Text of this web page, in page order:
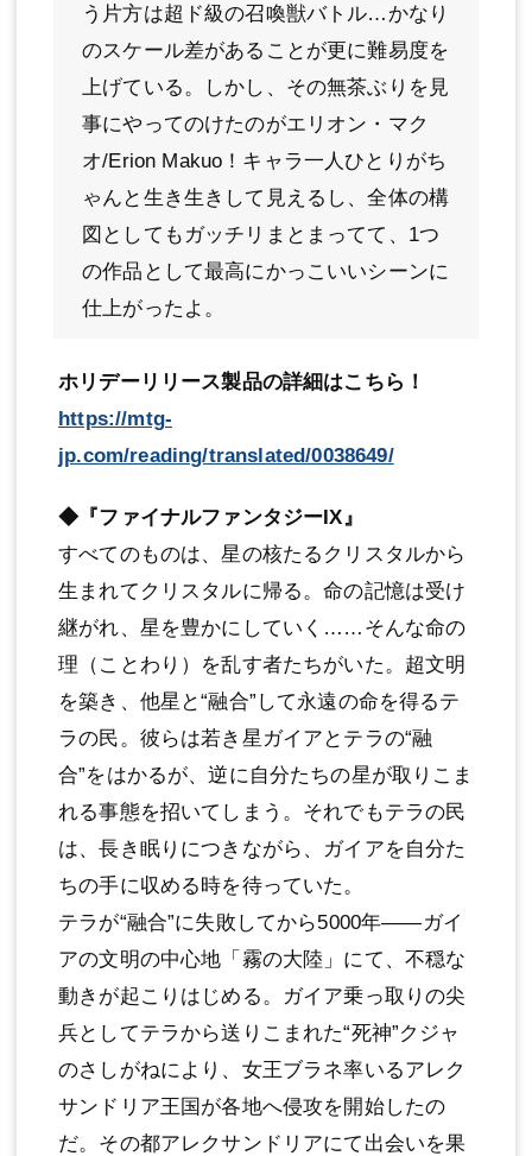
う片方は超ド級の召喚獣バトル…かなり
のスケール差があることが更に難易度を
上げている。しかし、その無茶ぶりを見
事にやってのけたのがエリオン・マク
オ/Erion Makuo！キャラ一人ひとりがち
ゃんと生き生きして見えるし、全体の構
図としてもガッチリまとまってて、1つ
の作品として最高にかっこいいシーンに
仕上がったよ。
ホリデーリリース製品の詳細はこちら！
https://mtg-
jp.com/reading/translated/0038649/
◆『ファイナルファンタジーIX』
すべてのものは、星の核たるクリスタルから
生まれてクリスタルに帰る。命の記憶は受け
継がれ、星を豊かにしていく……そんな命の
理（ことわり）を乱す者たちがいた。超文明
を築き、他星と“融合”して永遠の命を得るテ
ラの民。彼らは若き星ガイアとテラの“融
合”をはかるが、逆に自分たちの星が取りこま
れる事態を招いてしまう。それでもテラの民
は、長き眠りにつきながら、ガイアを自分た
ちの手に収める時を待っていた。
テラが“融合”に失敗してから5000年――ガイ
アの文明の中心地「霧の大陸」にて、不穏な
動きが起こりはじめる。ガイア乗っ取りの尖
兵としてテラから送りこまれた“死神”クジャ
のさしがねにより、女王ブラネ率いるアレク
サンドリア王国が各地へ侵攻を開始したの
だ。その都アレクサンドリアにて出会いを果